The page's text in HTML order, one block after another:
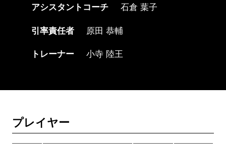
アシスタントコーチ
石倉 葉子
引率責任者
原田 恭輔
トレーナー
小寺 陸王
プレイヤー